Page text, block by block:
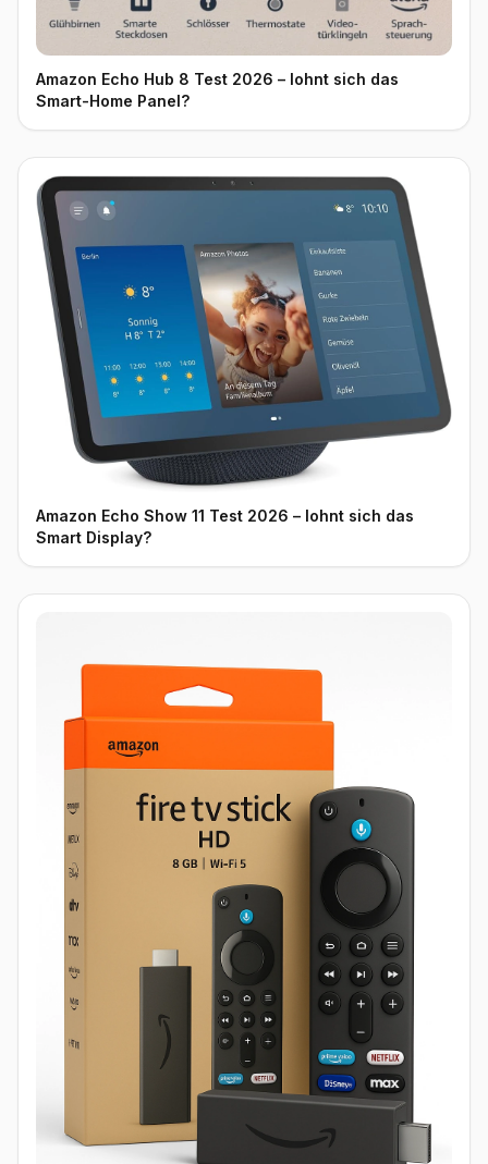
Amazon Echo Hub 8 Test 2026 – lohnt sich das
Smart-Home Panel?
Amazon Echo Show 11 Test 2026 – lohnt sich das
Smart Display?